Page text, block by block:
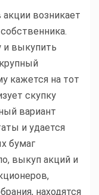
возникает
выкупить
кажется на тот
скупку
вариант
и удается
бумаг
выкуп акций и
находятся